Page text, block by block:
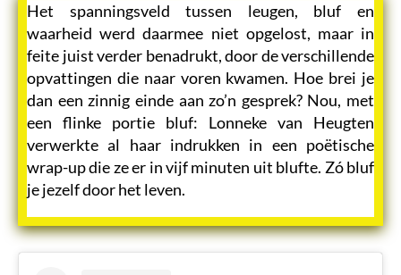
Het spanningsveld tussen leugen, bluf en
waarheid werd daarmee niet opgelost, maar in
feite juist verder benadrukt, door de verschillende
opvattingen die naar voren kwamen. Hoe brei je
dan een zinnig einde aan zo’n gesprek? Nou, met
een flinke portie bluf: Lonneke van Heugten
verwerkte al haar indrukken in een poëtische
wrap-up die ze er in vijf minuten uit blufte. Zó bluf
je jezelf door het leven.